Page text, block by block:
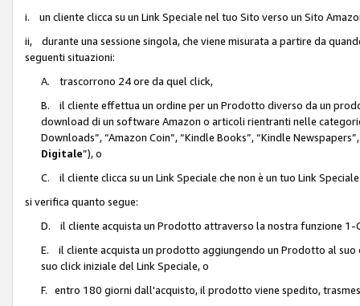
i. un cliente clicca su un Link Speciale nel tuo Sito verso un Sito
ii, durante una sessione singola, che viene misurata a partire da
seguenti situazioni:
A. trascorrono 24 ore da quel click,
B. il cliente effettua un ordine per un Prodotto diverso da un
download di un software Amazon o articoli rientranti nelle categorie
Downloads”, “Amazon Coin”, “Kindle Books”, “Kindle
Digitale”), o
C. il cliente clicca su un Link Speciale che non è un tuo Link
si verifica quanto segue:
D. il cliente acquista un Prodotto attraverso la nostra funzione 1-
E. il cliente acquista un prodotto aggiungendo un Prodotto al
suo click iniziale del Link Speciale, o
F. entro 180 giorni dall'acquisto, il prodotto viene spedito,